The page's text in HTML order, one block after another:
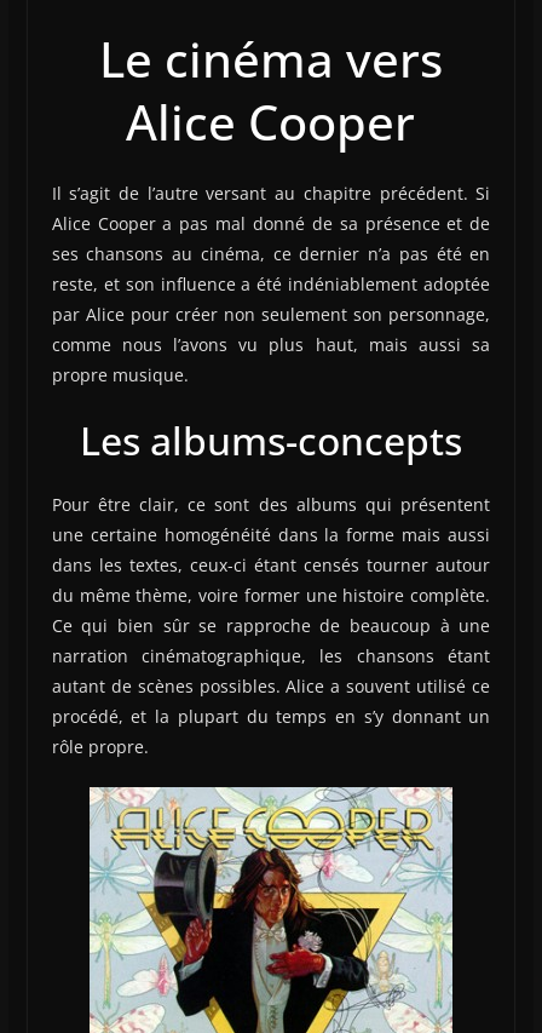
Le cinéma vers
Alice Cooper
Il s’agit de l’autre versant au chapitre précédent. Si
Alice Cooper a pas mal donné de sa présence et de
ses chansons au cinéma, ce dernier n’a pas été en
reste, et son influence a été indéniablement adoptée
par Alice pour créer non seulement son personnage,
comme nous l’avons vu plus haut, mais aussi sa
propre musique.
Les albums-concepts
Pour être clair, ce sont des albums qui présentent
une certaine homogénéité dans la forme mais aussi
dans les textes, ceux-ci étant censés tourner autour
du même thème, voire former une histoire complète.
Ce qui bien sûr se rapproche de beaucoup à une
narration cinématographique, les chansons étant
autant de scènes possibles. Alice a souvent utilisé ce
procédé, et la plupart du temps en s’y donnant un
rôle propre.